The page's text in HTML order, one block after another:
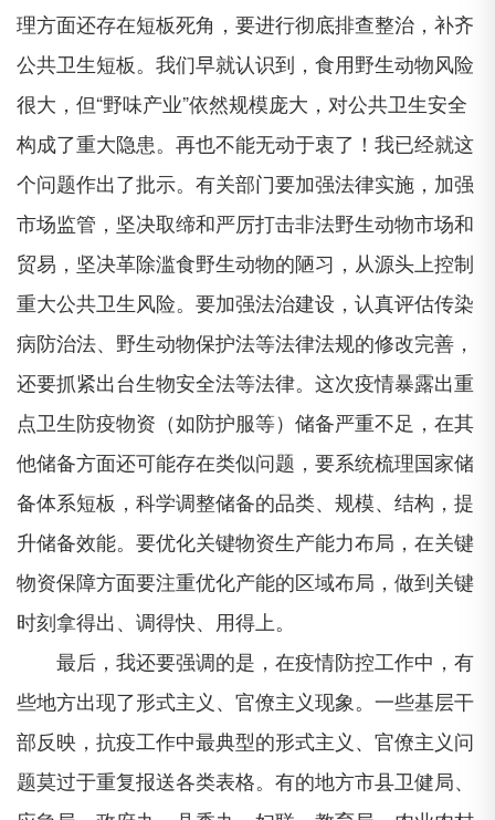
理方面还存在短板死角，要进行彻底排查整治，补齐
公共卫生短板。我们早就认识到，食用野生动物风险
很大，但“野味产业”依然规模庞大，对公共卫生安全
构成了重大隐患。再也不能无动于衷了！我已经就这
个问题作出了批示。有关部门要加强法律实施，加强
市场监管，坚决取缔和严厉打击非法野生动物市场和
贸易，坚决革除滥食野生动物的陋习，从源头上控制
重大公共卫生风险。要加强法治建设，认真评估传染
病防治法、野生动物保护法等法律法规的修改完善，
还要抓紧出台生物安全法等法律。这次疫情暴露出重
点卫生防疫物资（如防护服等）储备严重不足，在其
他储备方面还可能存在类似问题，要系统梳理国家储
备体系短板，科学调整储备的品类、规模、结构，提
升储备效能。要优化关键物资生产能力布局，在关键
物资保障方面要注重优化产能的区域布局，做到关键
时刻拿得出、调得快、用得上。
最后，我还要强调的是，在疫情防控工作中，有
些地方出现了形式主义、官僚主义现象。一些基层干
部反映，抗疫工作中最典型的形式主义、官僚主义问
题莫过于重复报送各类表格。有的地方市县卫健局、